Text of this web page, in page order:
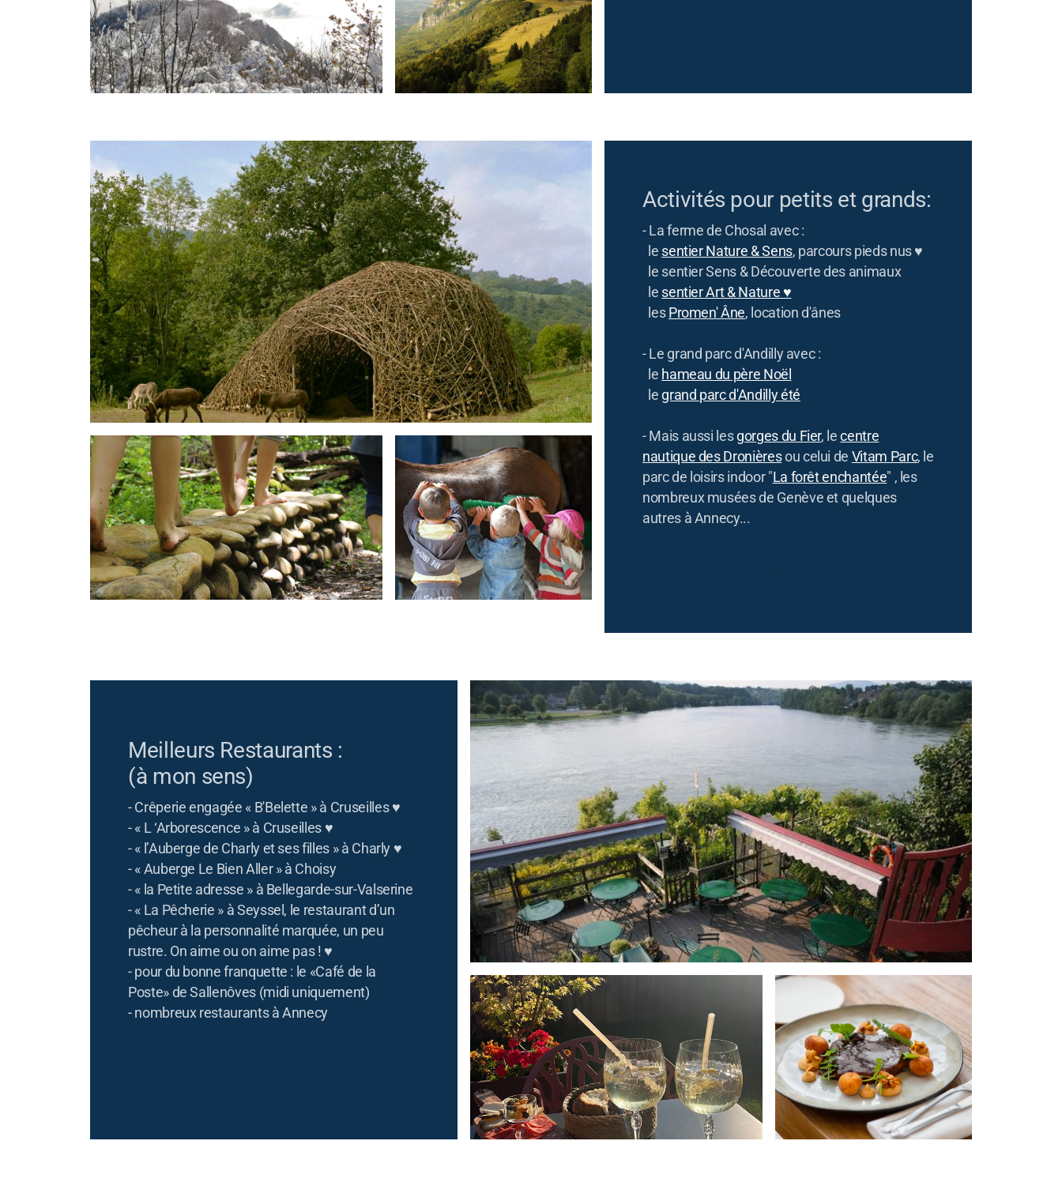
Activités pour petits et grands:
- La ferme de Chosal avec :
le sentier Nature & Sens, parcours pieds nus ♥
le sentier Sens & Découverte des animaux
le sentier Art & Nature ♥
les Promen' Âne, location d'ânes
- Le grand parc d'Andilly avec :
le hameau du père Noël
le grand parc d'Andilly été
- Mais aussi les gorges du Fier, lecentre
nautique des Dronièresou celui de Vitam Parc, le
parc de loisirs indoor "La forêt enchantée" , les
nombreux musées de Genève et quelques
autres à Annecy...
Meilleurs Restaurants :
(à mon sens)
- Crêperie engagée « B'Belette » à Cruseilles ♥
- « L ‘Arborescence » à Cruseilles ♥
- « l’Auberge de Charly et ses filles » à Charly ♥
- « Auberge Le Bien Aller » à Choisy
- « la Petite adresse » à Bellegarde-sur-Valserine
- « La Pêcherie » à Seyssel, le restaurant d’un
pêcheur à la personnalité marquée, un peu
rustre. On aime ou on aime pas ! ♥
- pour du bonne franquette : le «Café de la
Poste» de Sallenôves (midi uniquement)
- nombreux restaurants à Annecy